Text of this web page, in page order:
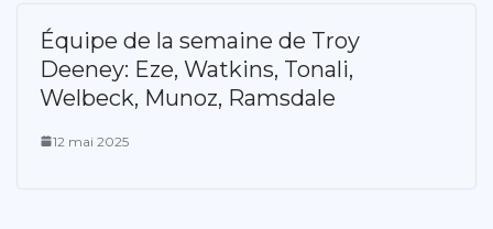
Équipe de la semaine de Troy
Deeney: Eze, Watkins, Tonali,
Welbeck, Munoz, Ramsdale
12 mai 2025